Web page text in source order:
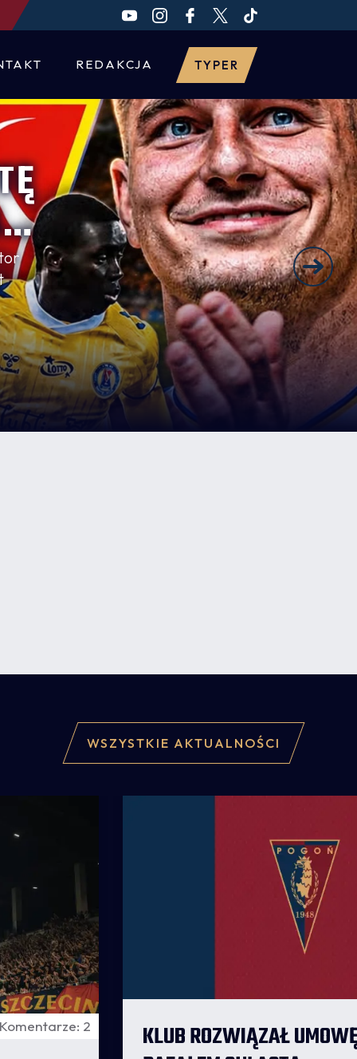
REDAKCJA TYPER
WSZYSTKIE AKTUALNOŚCI
Komentarze: 2
KLUB ROZWIĄZAŁ